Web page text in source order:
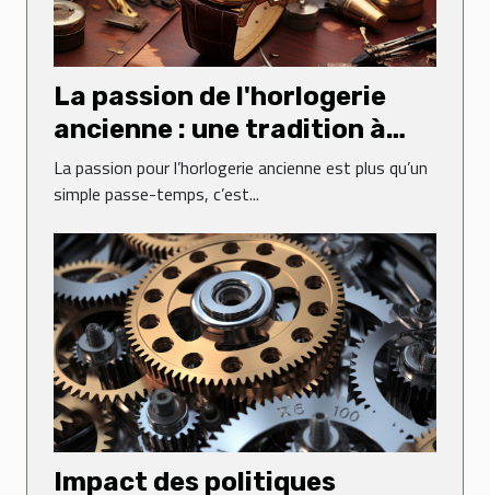
La passion de l'horlogerie
ancienne : une tradition à
perpétuer
La passion pour l’horlogerie ancienne est plus qu’un
simple passe-temps, c’est...
Impact des politiques